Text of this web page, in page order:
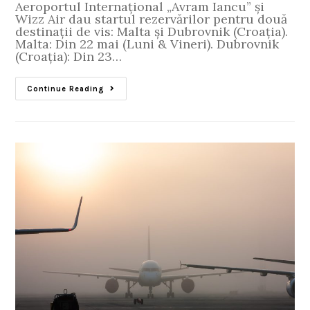
Aeroportul Internațional „Avram Iancu” și
Wizz Air dau startul rezervărilor pentru două
destinații de vis: Malta și Dubrovnik (Croația).
Malta: Din 22 mai (Luni & Vineri). Dubrovnik
(Croația): Din 23…
Continue Reading